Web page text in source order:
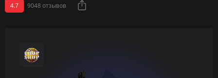
4.7 9048 отзывов